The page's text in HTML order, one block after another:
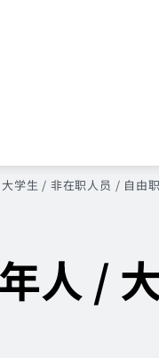
学生 / 非在职人员 / 自由
人 /